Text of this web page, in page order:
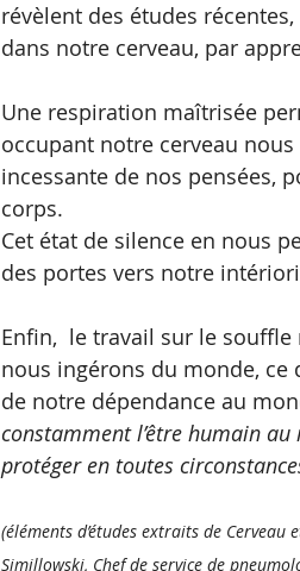
révèlent des études
dans notre cerveau, par
Une respiration maîtrisée
occupant notre cerveau
incessante de nos pensées,
corps.
Cet état de silence en nous
des portes vers notre
Enfin,  le travail sur le
nous ingérons du monde,
de notre dépendance au
constamment l’être humain au
protéger en toutes
(éléments d’études extraits de
Simillowski, Chef de service de